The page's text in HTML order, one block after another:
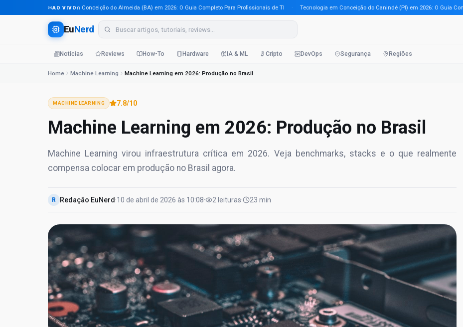
AO VIVO
Tecnologia em Conceição do Almeida (BA) em 2026: O Guia Completo Para Profissionais de TI · Tecnologia em Conceição do Canindé (PI) em 2026: O Guia
EuNerd
Notícias Reviews How-To Hardware IA & ML Cripto DevOps Segurança Regiões
Home Machine Learning Machine Learning em 2026: Produção no Brasil
MACHINE LEARNING 7.8/10
Machine Learning em 2026: Produção no Brasil
Machine Learning virou infraestrutura crítica em 2026. Veja benchmarks, stacks e o que realmente
compensa colocar em produção no Brasil agora.
R Redação EuNerd ·10 de abril de 2026 às 10:08· 2 leituras· 23 min